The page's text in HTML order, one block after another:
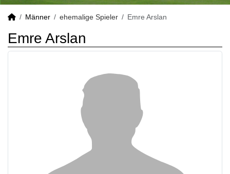
Männer ehemalige Spieler Emre Arslan
Emre Arslan